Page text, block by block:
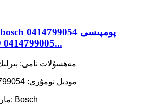
0414799005 041479...
1. مەھسۇلات نامى:
2. مودېل نومۇرى: 0414799054
3. ماركىسى: Bosch